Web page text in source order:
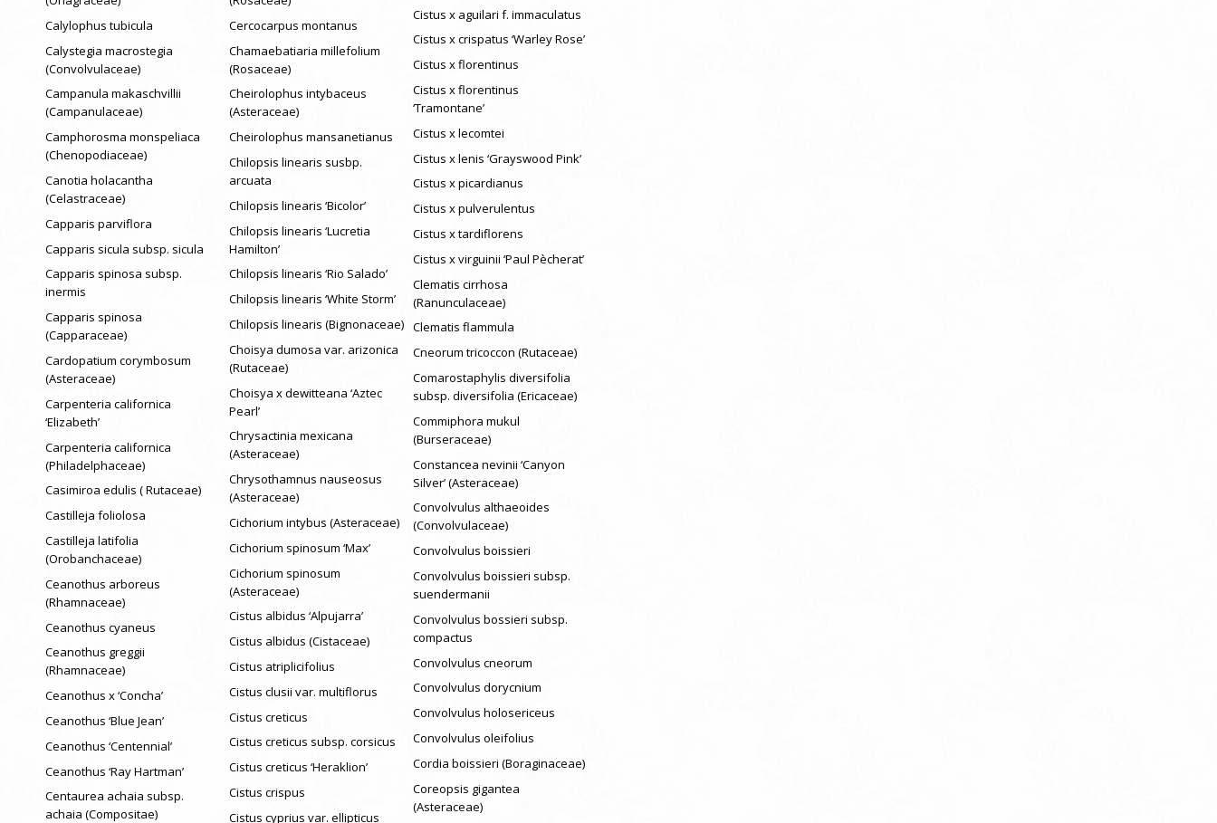
Calylophus tubicula
Calystegia macrostegia
(Convolvulaceae)
Campanula makaschvillii
(Campanulaceae)
Camphorosma monspeliaca
(Chenopodiaceae)
Canotia holacantha
(Celastraceae)
Capparis parviflora
Capparis sicula subsp. sicula
Capparis spinosa subsp.
inermis
Capparis spinosa
(Capparaceae)
Cardopatium corymbosum
(Asteraceae)
Carpenteria californica
‘Elizabeth’
Carpenteria californica
(Philadelphaceae)
Casimiroa edulis ( Rutaceae)
Castilleja foliolosa
Castilleja latifolia
(Orobanchaceae)
Ceanothus arboreus
(Rhamnaceae)
Ceanothus cyaneus
Ceanothus greggii
(Rhamnaceae)
Ceanothus x ‘Concha’
Ceanothus ‘Blue Jean’
Ceanothus ‘Centennial’
Ceanothus ‘Ray Hartman’
Centaurea achaia subsp.
achaia (Compositae)
Cercocarpus montanus
Chamaebatiaria millefolium
(Rosaceae)
Cheirolophus intybaceus
(Asteraceae)
Cheirolophus mansanetianus
Chilopsis linearis susbp.
arcuata
Chilopsis linearis ‘Bicolor’
Chilopsis linearis ‘Lucretia
Hamilton’
Chilopsis linearis ‘Rio Salado’
Chilopsis linearis ‘White Storm’
Chilopsis linearis (Bignonaceae)
Choisya dumosa var. arizonica
(Rutaceae)
Choisya x dewitteana ‘Aztec
Pearl’
Chrysactinia mexicana
(Asteraceae)
Chrysothamnus nauseosus
(Asteraceae)
Cichorium intybus (Asteraceae)
Cichorium spinosum ‘Max’
Cichorium spinosum
(Asteraceae)
Cistus albidus ‘Alpujarra’
Cistus albidus (Cistaceae)
Cistus atriplicifolius
Cistus clusii var. multiflorus
Cistus creticus
Cistus creticus subsp. corsicus
Cistus creticus ‘Heraklion’
Cistus crispus
Cistus cyprius var. ellipticus
Cistus x aguilari f. immaculatus
Cistus x crispatus ‘Warley Rose’
Cistus x florentinus
Cistus x florentinus
‘Tramontane’
Cistus x lecomtei
Cistus x lenis ‘Grayswood Pink’
Cistus x picardianus
Cistus x pulverulentus
Cistus x tardiflorens
Cistus x virguinii ‘Paul Pècherat’
Clematis cirrhosa
(Ranunculaceae)
Clematis flammula
Cneorum tricoccon (Rutaceae)
Comarostaphylis diversifolia
subsp. diversifolia (Ericaceae)
Commiphora mukul
(Burseraceae)
Constancea nevinii ‘Canyon
Silver’ (Asteraceae)
Convolvulus althaeoides
(Convolvulaceae)
Convolvulus boissieri
Convolvulus boissieri subsp.
suendermanii
Convolvulus bossieri subsp.
compactus
Convolvulus cneorum
Convolvulus dorycnium
Convolvulus holosericeus
Convolvulus oleifolius
Cordia boissieri (Boraginaceae)
Coreopsis gigantea
(Asteraceae)